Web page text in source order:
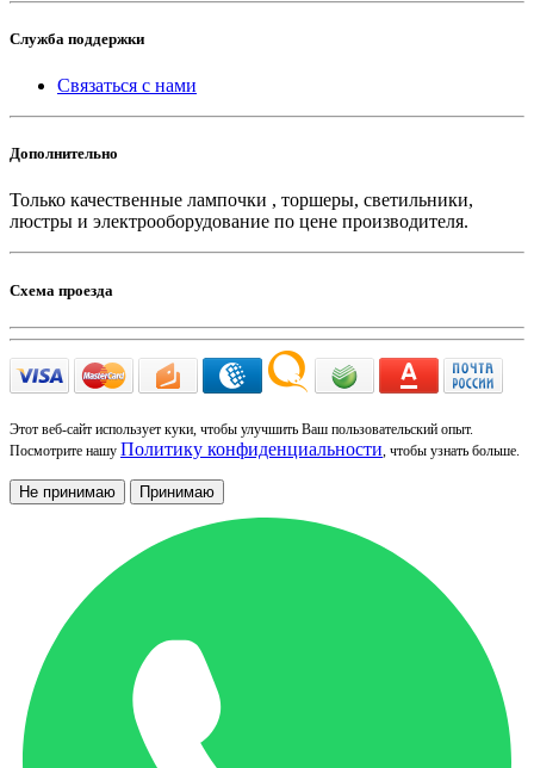
Служба поддержки
Связаться с нами
Дополнительно
Только качественные лампочки , торшеры, светильники,
люстры и электрооборудование по цене производителя.
Схема проезда
Этот веб-сайт использует куки, чтобы улучшить Ваш пользовательский опыт.
Посмотрите нашу Политику конфиденциальности, чтобы узнать больше.
Не принимаю Принимаю